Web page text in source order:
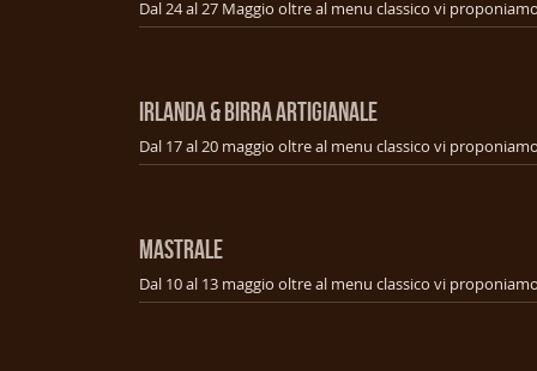
IRLANDA & BIRRA ARTIGIANALE
MASTRALE